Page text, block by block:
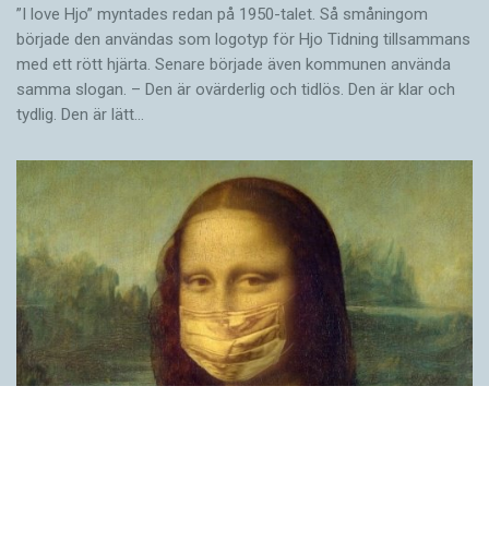
”I love Hjo” myntades redan på 1950-talet. Så småningom
började den användas som logotyp för Hjo Tidning tillsammans
med ett rött hjärta. Senare började även kommunen använda
samma slogan. – Den är ovärderlig och tidlös. Den är klar och
tydlig. Den är lätt…